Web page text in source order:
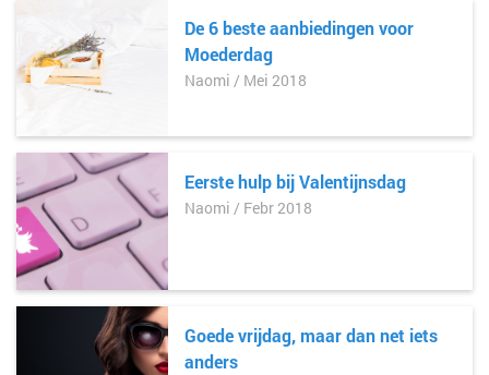
De 6 beste aanbiedingen voor
Moederdag
Naomi / Mei 2018
Eerste hulp bij Valentijnsdag
Naomi / Febr 2018
Goede vrijdag, maar dan net iets
anders